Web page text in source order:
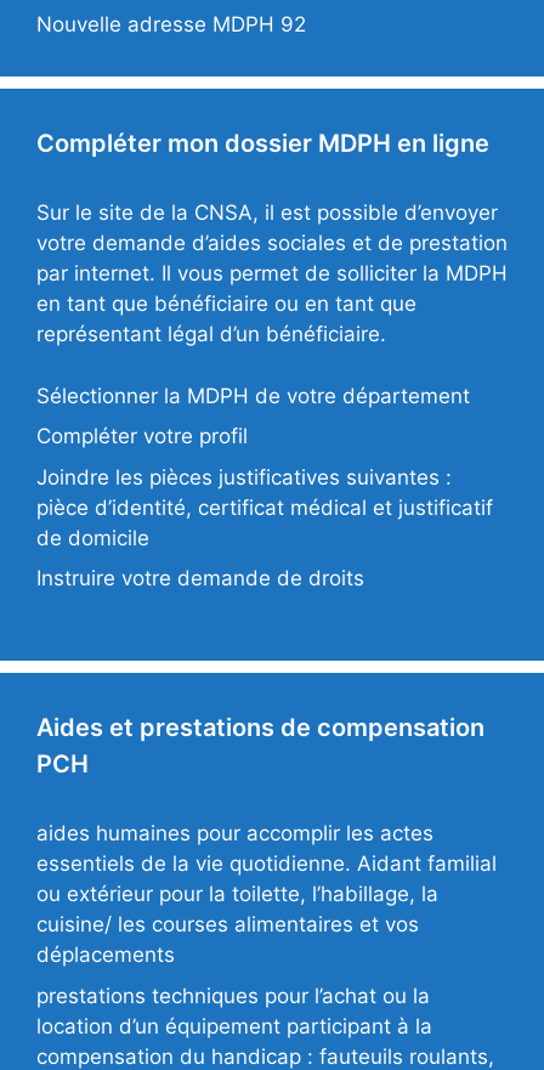
Nouvelle adresse MDPH 92
Compléter mon dossier MDPH en ligne
Sur le site de la CNSA, il est possible d’envoyer
votre demande d’aides sociales et de prestation
par internet. Il vous permet de solliciter la MDPH
en tant que bénéficiaire ou en tant que
représentant légal d’un bénéficiaire.
Sélectionner la MDPH de votre département
Compléter votre profil
Joindre les pièces justificatives suivantes :
pièce d’identité, certificat médical et justificatif
de domicile
Instruire votre demande de droits
Aides et prestations de compensation
PCH
aides humaines pour accomplir les actes
essentiels de la vie quotidienne. Aidant familial
ou extérieur pour la toilette, l’habillage, la
cuisine/ les courses alimentaires et vos
déplacements
prestations techniques pour l’achat ou la
location d’un équipement participant à la
compensation du handicap : fauteuils roulants,